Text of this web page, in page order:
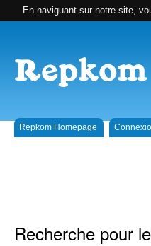
En naviguant sur notre site,
Repkom Homepage
Recherche pour